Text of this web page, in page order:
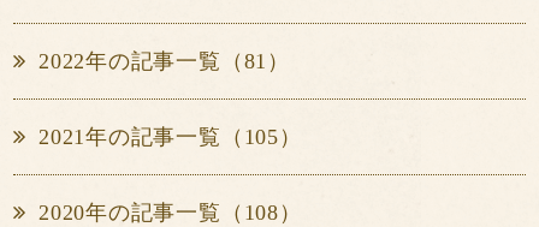
2022年の記事一覧（81）
2021年の記事一覧（105）
2020年の記事一覧（108）